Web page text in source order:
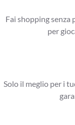
Fai shopping
per
Solo il meglio per i